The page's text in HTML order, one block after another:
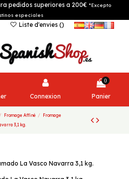
pedidos superiores a 200€ *Excepto
especiales
Liste d'envies ()
Connexion
0
Panier
Fromage Affiné
Fromage
3,1 kg.